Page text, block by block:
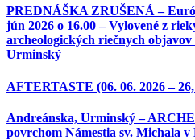
PREDNÁŠKA ZRUŠENÁ –
jún 2026 o 16.00 – Vylovené z
archeologických riečnych
Urminský
AFTERTASTE (06. 06. 2026 –
Andreánska, Urminský –
povrchom Námestia sv. Michala v